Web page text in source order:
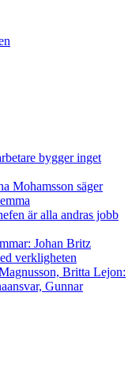
bygger inget
Mohamsson säger
är alla andras jobb
Johan Britz
verkligheten
Britta Lejon:
Gunnar